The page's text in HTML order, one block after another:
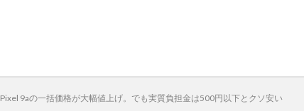
Pixel 9aの一括価格が大幅値上げ。でも実質負担金は500円以下とクソ安い